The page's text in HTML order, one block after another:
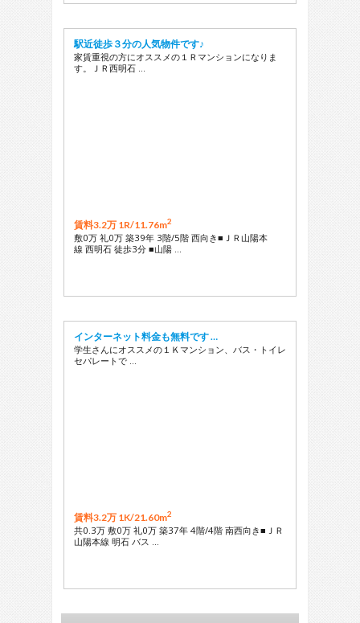
駅近徒歩３分の人気物件です♪
家賃重視の方にオススメの１Ｒマンションになりま
す。ＪＲ西明石 …
賃料3.2万 1R/11.76m2
敷0万 礼0万 築39年 3階/5階 西向き■ＪＲ山陽本
線 西明石 徒歩3分 ■山陽 …
インターネット料金も無料です …
学生さんにオススメの１Ｋマンション、バス・トイレ
セパレートで …
賃料3.2万 1K/21.60m2
共0.3万 敷0万 礼0万 築37年 4階/4階 南西向き■ＪＲ
山陽本線 明石 バス …